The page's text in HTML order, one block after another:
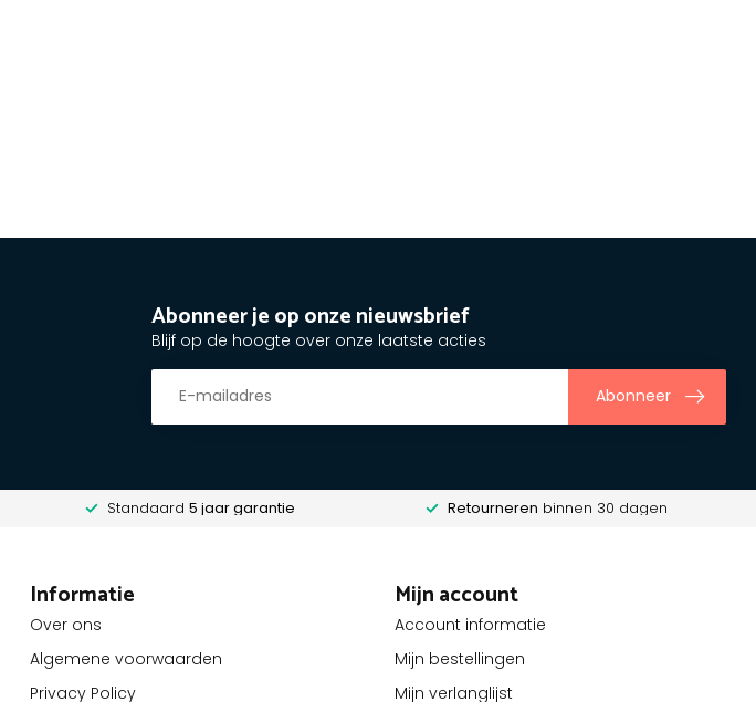
Abonneer je op onze nieuwsbrief
Blijf op de hoogte over onze laatste acties
Abonneer
Standaard 5 jaar garantie Retourneren binnen 30 dagen
Informatie
Over ons
Algemene voorwaarden
Privacy Policy
Mijn account
Account informatie
Mijn bestellingen
Mijn verlanglijst